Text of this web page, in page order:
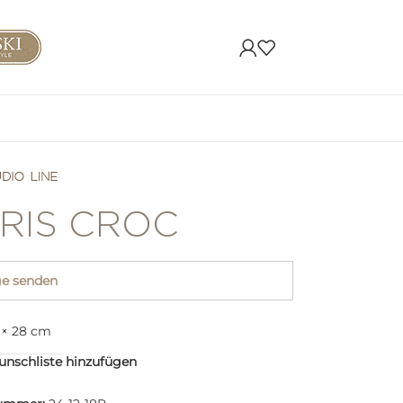
CROC
senden
× 28 cm
hinzufügen